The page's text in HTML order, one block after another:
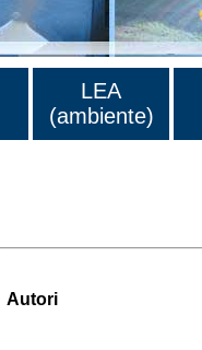
LEA
(ambiente)
Autori